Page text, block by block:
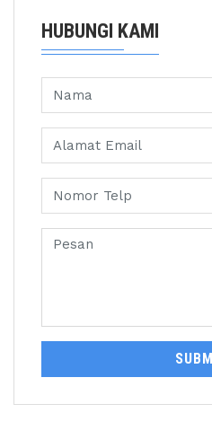
HUBUNGI KAMI